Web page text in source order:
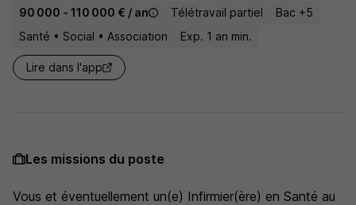
90 000 - 110 000 € / an Télétravail partiel
Bac +5
Santé • Social • Association
Exp. 1 an min.
Lire dans l'app
Les missions du poste
Vous et éventuellement un(e) Infirmier(ère) en Santé au